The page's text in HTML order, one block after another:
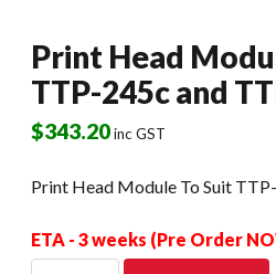
Print Head
TTP-245c and
$343.20inc GST
Print Head Module To Suit
ETA - 3 weeks (Pre Order